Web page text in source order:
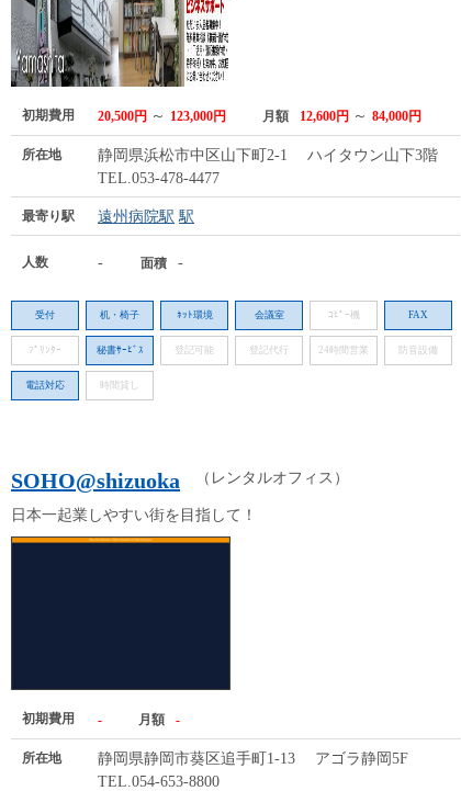
初期費用 20,500円 ～ 123,000円 月額 12,600円 ～ 84,000円
所在地
静岡県浜松市中区山下町2-1 ハイタウン山下3階
TEL.053-478-4477
最寄り駅 遠州病院駅 駅
人数 - 面積 -
受付 机・椅子 ﾈｯﾄ環境 会議室 ｺﾋﾟｰ機 FAX
ﾌﾟﾘﾝﾀｰ 秘書ｻｰﾋﾞｽ 登記可能 登記代行 24時間営業 防音設備
電話対応 時間貸し
SOHO@shizuoka （レンタルオフィス）
日本一起業しやすい街を目指して！
初期費用 - 月額 -
所在地
静岡県静岡市葵区追手町1-13 アゴラ静岡5F
TEL.054-653-8800